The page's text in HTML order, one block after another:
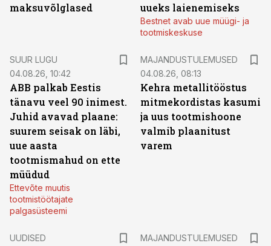
maksuvõlglased
uueks laienemiseks
Bestnet avab uue müügi- ja
tootmiskeskuse
SUUR LUGU
04.08.26, 10:42
ABB palkab Eestis
tänavu veel 90 inimest.
Juhid avavad plaane:
suurem seisak on läbi,
uue aasta
tootmismahud on ette
müüdud
Ettevõte muutis
tootmistöötajate
palgasüsteemi
MAJANDUSTULEMUSED
04.08.26, 08:13
Kehra metallitööstus
mitmekordistas kasumi
ja uus tootmishoone
valmib plaanitust
varem
UUDISED
MAJANDUSTULEMUSED